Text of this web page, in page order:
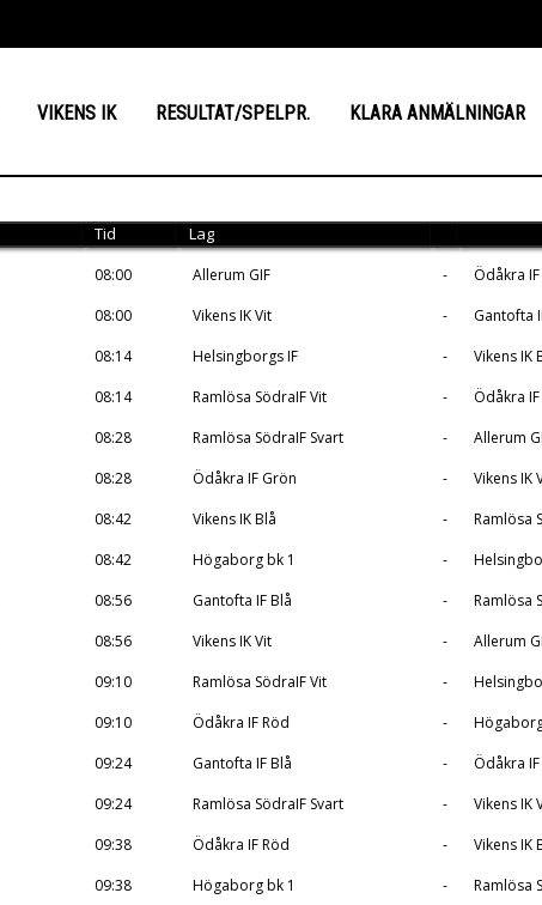
VIKENS IK RESULTAT/SPELPR. KLARA ANMÄLNINGAR
Tid Lag
08:00 Allerum GIF - Ödåkra
08:00 Vikens IK Vit - Gantofta
08:14 Helsingborgs IF - Vikens IK
08:14 Ramlösa SödraIF Vit - Ödåkra
08:28 Ramlösa SödraIF Svart - Allerum
08:28 Ödåkra IF Grön - Vikens IK
08:42 Vikens IK Blå - Ramlösa
08:42 Högaborg bk 1 -
08:56 Gantofta IF Blå - Ramlösa
08:56 Vikens IK Vit - Allerum
09:10 Ramlösa SödraIF Vit -
09:10 Ödåkra IF Röd -
09:24 Gantofta IF Blå - Ödåkra
09:24 Ramlösa SödraIF Svart - Vikens IK
09:38 Ödåkra IF Röd - Vikens IK
09:38 Högaborg bk 1 - Ramlösa